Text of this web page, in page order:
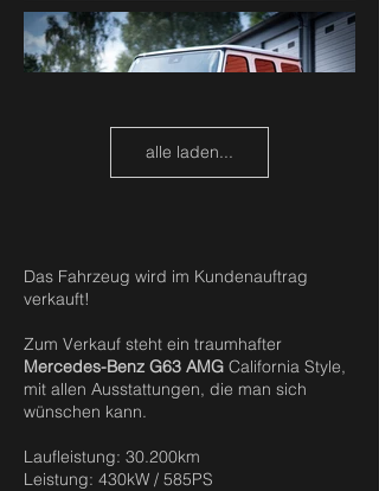
alle laden...
Das Fahrzeug wird im Kundenauftrag
verkauft!
Zum Verkauf steht ein traumhafter
Mercedes-Benz G63 AMG California Style,
mit allen Ausstattungen, die man sich
wünschen kann.
Laufleistung: 30.200km
Leistung: 430kW / 585PS